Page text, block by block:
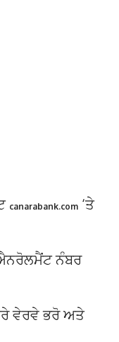
canarabank.com ‘ਤੇ
ਨੰਬਰ
ਵੇਰਵੇ ਭਰੋ ਅਤੇ